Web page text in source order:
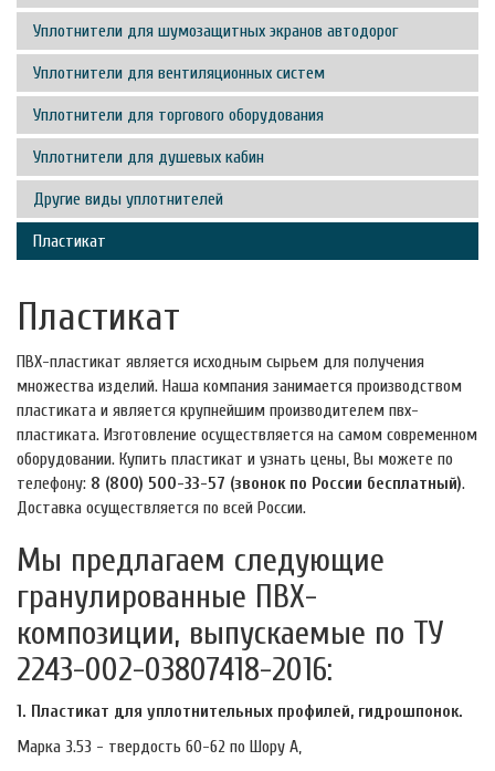
Уплотнители для шумозащитных экранов автодорог
Уплотнители для вентиляционных систем
Уплотнители для торгового оборудования
Уплотнители для душевых кабин
Другие виды уплотнителей
Пластикат
Пластикат
ПВХ-пластикат является исходным сырьем для получения
множества изделий. Наша компания занимается производством
пластиката и является крупнейшим производителем пвх-
пластиката. Изготовление осуществляется на самом современном
оборудовании. Купить пластикат и узнать цены, Вы можете по
телефону: 8 (800) 500-33-57 (звонок по России бесплатный).
Доставка осуществляется по всей России.
Мы предлагаем следующие
гранулированные ПВХ-
композиции, выпускаемые по ТУ
2243-002-03807418-2016:
1. Пластикат для уплотнительных профилей, гидрошпонок.
Марка 3.53 - твердость 60-62 по Шору А,